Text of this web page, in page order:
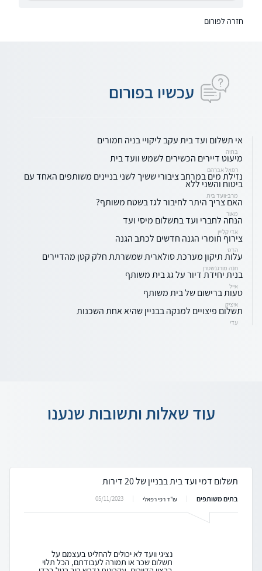
חזרה לפורום
עכשיו בפורום
אי תשלום ועד בית עקב ליקויי בניה חמורים
בתיה
מיעוט דיירים הכשירים לשמש וועד בית
רפאל אברהם
נזילת מים במרחב ציבורי ששיך לשני בניינים משותפים האחד עם
ביטוח והשני ללא
מרב-וועד בית
האם צריך היתר לחיבור לגז בשטח משותף?
מאור
הנחה לחברי ועד בתשלום מיסי ועד
אדי קלייין
צירוף חומרי הגנה חדשים לכתב הגנה
הדס
עלות תיקון מערכת סולארית שמשרתת חלק קטן מהדיירים
חנה מורגנשטרן
בנית יחידת דיור על גג בית משותף
אייל
טעות ברישום של בית משותף
איציק
תשלום פיצויים למנקה בבניין שהיא אחת השכנות
עדי
עוד שאלות ותשובות שנענו
תשלום דמי ועד בית בבניין של 20 דירות
בתים משותפים עו"ד רפי רפאלי 05/11/2023
נציגי וועד לא יכולים להחליט בעצמם על
תשלום שכר או תמורה לעבודתם, הכל תלוי